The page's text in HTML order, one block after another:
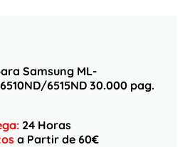
Samsung ML-
6515ND 30.000 pag.
24 Horas
a Partir de 60€